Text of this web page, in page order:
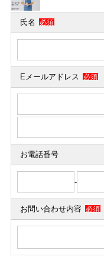
氏名 必須
Eメールアドレス 必須
お電話番号
-
お問い合わせ内容 必須